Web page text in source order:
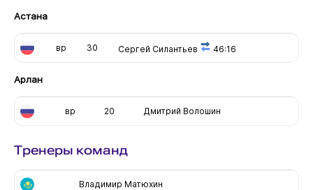
Астана
вр 30 Сергей Силантьев 46:16
Арлан
вр 20 Дмитрий Волошин
Тренеры команд
Владимир Матюхин